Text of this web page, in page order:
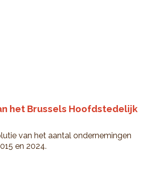
het Brussels Hoofdstedelijk
van het aantal ondernemingen
en 2024.